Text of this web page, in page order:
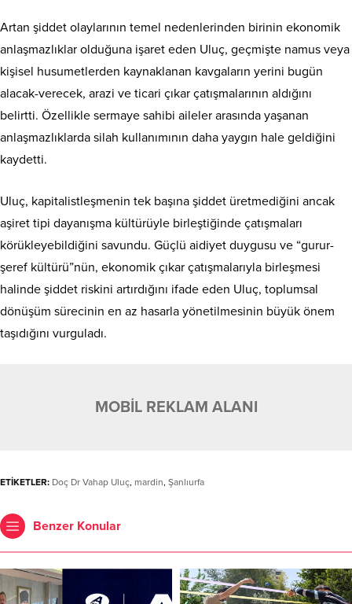
Artan şiddet olaylarının temel nedenlerinden birinin ekonomik
anlaşmazlıklar olduğuna işaret eden Uluç, geçmişte namus veya
kişisel husumetlerden kaynaklanan kavgaların yerini bugün
alacak-verecek, arazi ve ticari çıkar çatışmalarının aldığını
belirtti. Özellikle sermaye sahibi aileler arasında yaşanan
anlaşmazlıklarda silah kullanımının daha yaygın hale geldiğini
kaydetti.
Uluç, kapitalistleşmenin tek başına şiddet üretmediğini ancak
aşiret tipi dayanışma kültürüyle birleştiğinde çatışmaları
körükleyebildiğini savundu. Güçlü aidiyet duygusu ve “gurur-
şeref kültürü”nün, ekonomik çıkar çatışmalarıyla birleşmesi
halinde şiddet riskini artırdığını ifade eden Uluç, toplumsal
dönüşüm sürecinin en az hasarla yönetilmesinin büyük önem
taşıdığını vurguladı.
MOBİL REKLAM ALANI
ETİKETLER: Doç Dr Vahap Uluç, mardin, Şanlıurfa
Benzer Konular